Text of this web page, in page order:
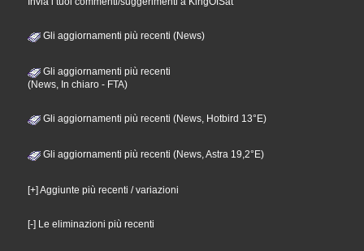
Gli aggiornamenti più recenti (News)
Gli aggiornamenti più recenti
(News, In chiaro - FTA)
Gli aggiornamenti più recenti (News, Hotbird 13°E)
Gli aggiornamenti più recenti (News, Astra 19,2°E)
[+] Aggiunte più recenti / variazioni
[-] Le eliminazioni più recenti